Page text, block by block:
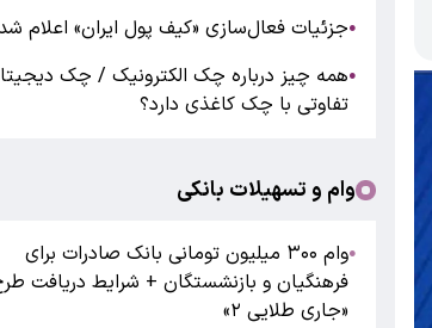
●جزئیات فعال‌سازی «کیف پول ایران» اعلام
●همه چیز درباره چک الکترونیک / چک
تفاوتی با چک کاغذی دارد؟
وام و تسهیلات بانکی
●
وام ۳۰۰ میلیون تومانی بانک صادرات برای
فرهنگیان و بازنشستگان + شرایط دریافت
«جاری طلایی ۲»